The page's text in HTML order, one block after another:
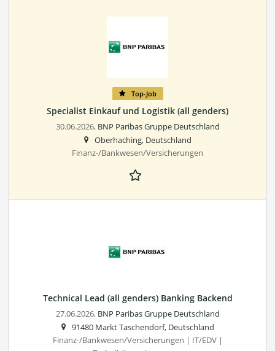
Top-Job
Specialist Einkauf und Logistik (all genders)
30.06.2026, BNP Paribas Gruppe Deutschland
Oberhaching, Deutschland
Finanz-/Bankwesen/Versicherungen
Technical Lead (all genders) Banking Backend
27.06.2026, BNP Paribas Gruppe Deutschland
91480 Markt Taschendorf, Deutschland
Finanz-/Bankwesen/Versicherungen | IT/EDV |